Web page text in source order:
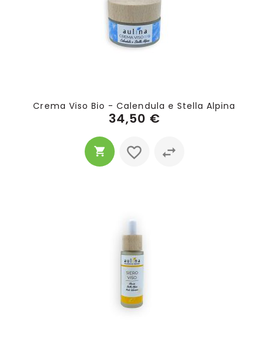
Crema Viso Bio - Calendula e Stella Alpina
34,50 €